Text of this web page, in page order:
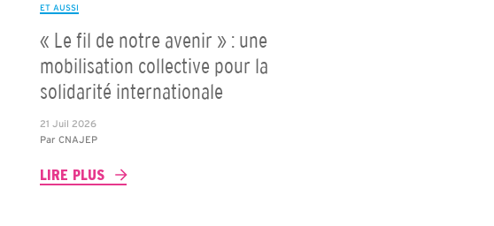
ET AUSSI
« Le fil de notre avenir » : une
mobilisation collective pour la
solidarité internationale
21 Juil 2026
ParCNAJEP
LIRE PLUS